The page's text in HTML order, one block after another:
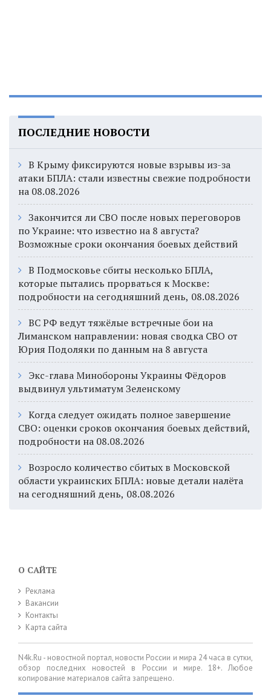
ПОСЛЕДНИЕ НОВОСТИ
В Крыму фиксируются новые взрывы из-за
атаки БПЛА: стали известны свежие подробности
на 08.08.2026
Закончится ли СВО после новых переговоров
по Украине: что известно на 8 августа?
Возможные сроки окончания боевых действий
В Подмосковье сбиты несколько БПЛА,
которые пытались прорваться к Москве:
подробности на сегодняшний день, 08.08.2026
ВС РФ ведут тяжёлые встречные бои на
Лиманском направлении: новая сводка СВО от
Юрия Подоляки по данным на 8 августа
Экс-глава Минобороны Украины Фёдоров
выдвинул ультиматум Зеленскому
Когда следует ожидать полное завершение
СВО: оценки сроков окончания боевых действий,
подробности на 08.08.2026
Возросло количество сбитых в Московской
области украинских БПЛА: новые детали налёта
на сегодняшний день, 08.08.2026
О САЙТЕ
Реклама
Вакансии
Контакты
Карта сайта
N4k.Ru - новостной портал, новости России и мира 24 часа в сутки,
обзор последних новостей в России и мире. 18+. Любое
копирование материалов сайта запрещено.